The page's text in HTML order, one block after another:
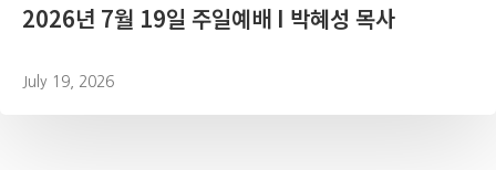
2026년 7월 19일 주일예배 I 박혜성 목사
July 19, 2026